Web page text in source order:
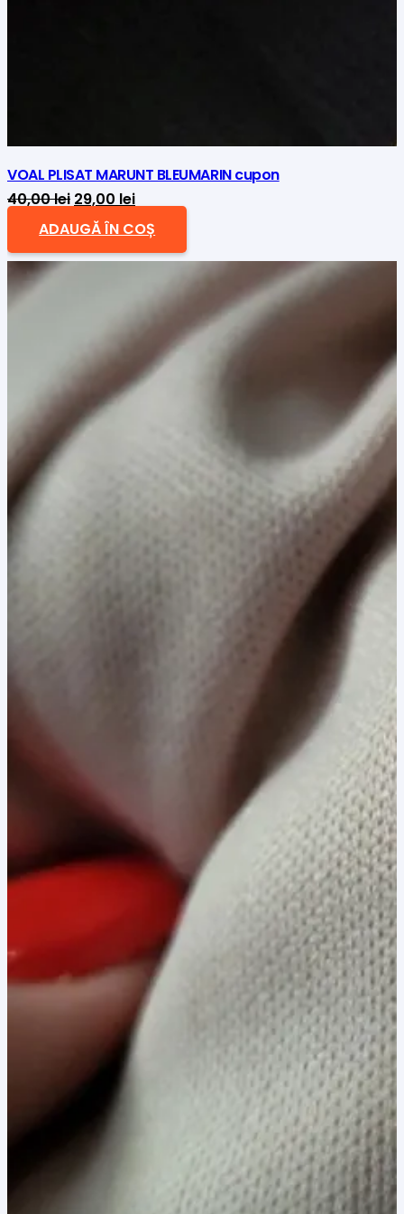
VOAL PLISAT MARUNT BLEUMARIN cupon
40,00lei Prețul
inițial
a
29,00 leiPrețul
curent
este:
29,00 lei.
ADAUGĂ ÎN COȘ